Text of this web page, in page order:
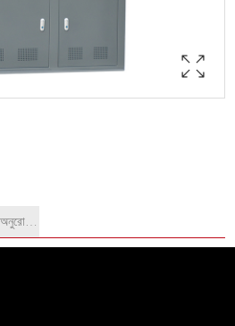
একটি উদ্ধৃতি অনুরোধ করুন